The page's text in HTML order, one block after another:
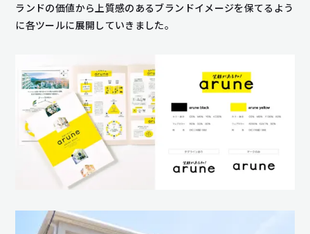
ランドの価値から上質感のあるブランドイメージを保てるよう
に各ツールに展開していきました。